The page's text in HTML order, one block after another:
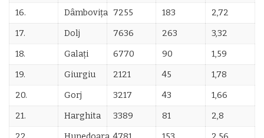
16. Dâmbovița 7255 183 2,72
17. Dolj 7636 263 3,32
18. Galați 6770 90 1,59
19. Giurgiu 2121 45 1,78
20. Gorj 3217 43 1,66
21. Harghita 3389 81 2,8